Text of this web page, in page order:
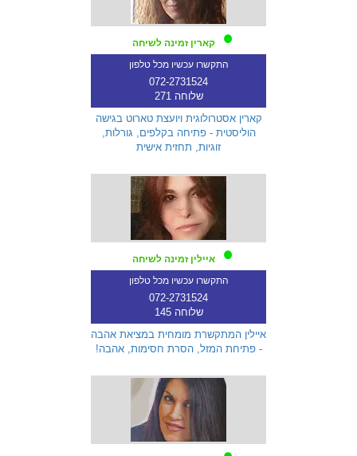
קארין זמינה לשיחה
התקשרו עכשיו מכל טלפון
072-2731524
שלוחה 271
קארין אסטרולוגית ויועצת טארוט בגישה
הוליסטית - פתיחה בקלפים, גורלות,
זוגיות, תחזית אישית
איילין זמינה לשיחה
התקשרו עכשיו מכל טלפון
072-2731524
שלוחה 145
איילין המתקשרת מומחית במציאת אהבה
- פתיחת המזל, הסרת חסימות, אהבה!